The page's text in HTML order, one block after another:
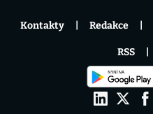
Kontakty Redakce
RSS